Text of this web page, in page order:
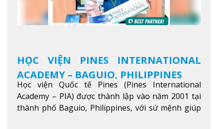
HỌC VIỆN PINES INTERNATIONAL
ACADEMY – BAGUIO, PHILIPPINES
Học viện Quốc tế Pines (Pines International
Academy – PIA) được thành lập vào năm 2001 tại
thành phố Baguio, Philippines, với sứ mệnh giúp